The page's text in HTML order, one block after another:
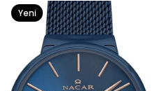
Yeni